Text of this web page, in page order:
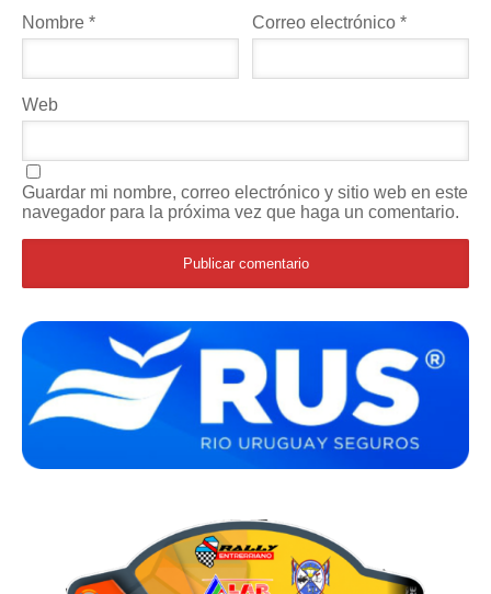
Nombre * Correo electrónico*
Web
Guardar mi nombre, correo electrónico y sitio web en este
navegador para la próxima vez que haga un comentario.